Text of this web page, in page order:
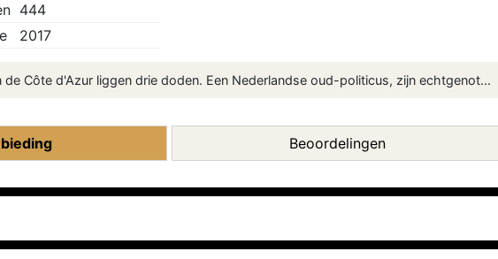
444
2017
de Côte d'Azur liggen drie doden. Een Nederlandse oud-politicus, zijn echtgenot...
Beoordelingen